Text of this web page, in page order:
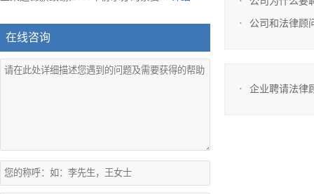
在线咨询
公司和法律顾
企业聘请法律